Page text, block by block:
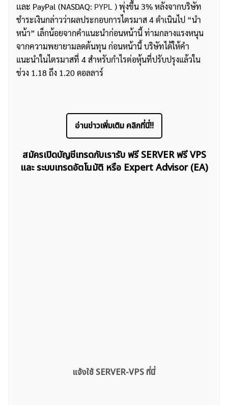
เเละ PayPal (NASDAQ: PYPL) พุ่งขึ้น 3% หลังจากบริษัท
ชำระเงินกล่าวว่าผลประกอบการไตรมาส 4 ดำเนินไป “นำ
หน้า” เล็กน้อยจากคำแนะนำก่อนหน้านี้ ท่ามกลางแรงหนุน
จากความพยายามลดต้นทุน ก่อนหน้านี้ บริษัทได้ให้คำ
แนะนำในไตรมาสที่ 4 สำหรับกำไรต่อหุ้นที่ปรับปรุงแล้วใน
ช่วง 1.18 ถึง 1.20 ดอลลาร์
อ่านข่าวเพิ่มเติม คลิกที่นี่!!
สมัครเปิดบัญชีเทรดกับเรารับ ฟรี SERVER ฟรี VPS
และ ระบบเทรดอัตโนมัติ หรือ Expert Advisor (EA)
แจ้งใช้ SERVER-VPS ที่นี่